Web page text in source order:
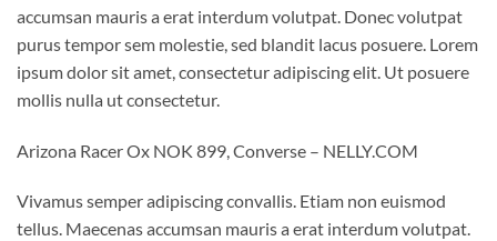
accumsan mauris a erat interdum volutpat. Donec volutpat
purus tempor sem molestie, sed blandit lacus posuere. Lorem
ipsum dolor sit amet, consectetur adipiscing elit. Ut posuere
mollis nulla ut consectetur.
Arizona Racer Ox NOK 899, Converse – NELLY.COM
Vivamus semper adipiscing convallis. Etiam non euismod
tellus. Maecenas accumsan mauris a erat interdum volutpat.